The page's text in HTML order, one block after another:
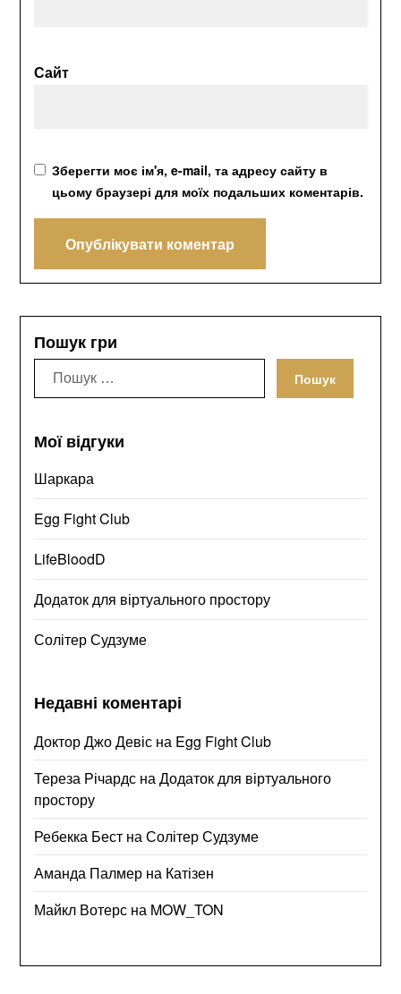
Сайт
Зберегти моє ім'я, e-mail, та адресу сайту в
цьому браузері для моїх подальших коментарів.
Пошук гри
Пошук:
Мої відгуки
Шаркара
Egg Fight Club
LifeBloodD
Додаток для віртуального простору
Солітер Судзуме
Недавні коментарі
Доктор Джо Девіс на Egg Fight Club
Тереза Річардс наДодаток для віртуального
простору
Ребекка Бест наСолітер Судзуме
Аманда Палмер на Катізен
Майкл Вотерс на MOW_TON